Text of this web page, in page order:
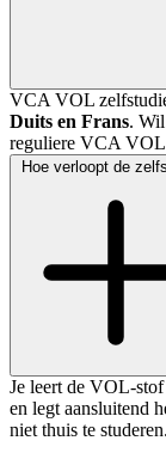
VCA VOL
Duits en Frans.
reguliere VCA VOL
Hoe verloopt de
Je leert de VOL-
en legt aansluitend
niet thuis te studeren.